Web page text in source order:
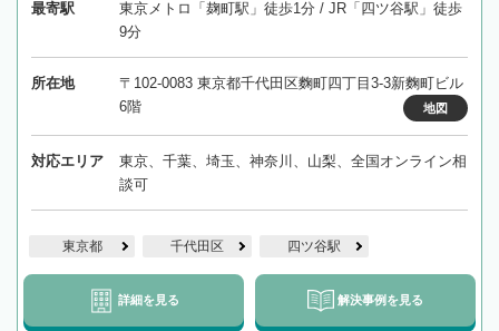
最寄駅
東京メトロ「麹町駅」徒歩1分 / JR「四ツ谷駅」徒歩
9分
所在地
〒102-0083 東京都千代田区麴町四丁目3-3新麴町ビル
6階
地図
対応エリア
東京、千葉、埼玉、神奈川、山梨、全国オンライン相
談可
東京都 千代田区 四ツ谷駅
詳細を見る 解決事例を見る